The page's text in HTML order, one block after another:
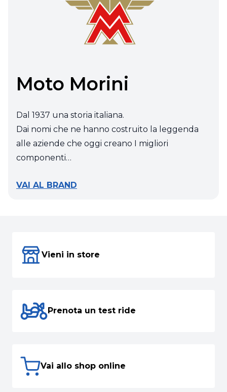
Moto Morini
Dal 1937 una storia italiana.
Dai nomi che ne hanno costruito la leggenda
alle aziende che oggi creano I migliori
componenti…
VAI AL BRAND
Vieni in store
Prenota un test ride
Vai allo shop online